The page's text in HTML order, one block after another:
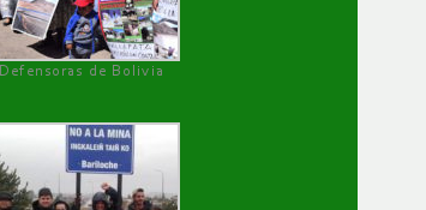
Defensoras de Bolivia